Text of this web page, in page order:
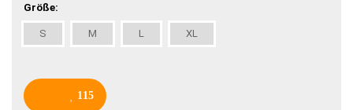
Größe:
S M L XL
115